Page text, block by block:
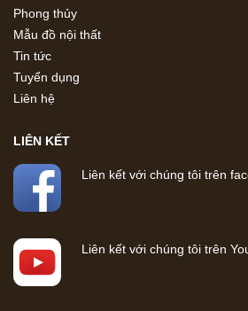
Phong thủy
Mẫu đồ nội thất
Tin tức
Tuyển dụng
Liên hệ
LIÊN KẾT
Liên kết với chúng tôi trên
Liên kết với chúng tôi trên